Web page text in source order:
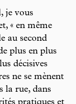
je vous
« en même
au second
plus en plus
décisives
ne se mènent
la rue, dans